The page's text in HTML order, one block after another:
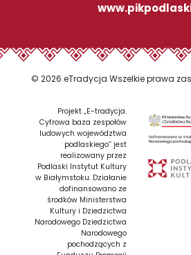
© 2026 eTradycja Wszelkie prawa
Projekt „E-tradycja.
Cyfrowa baza zespołów
ludowych województwa
podlaskiego” jest
realizowany przez
Podlaski Instytut Kultury
w Białymstoku. Działanie
dofinansowano ze
środków Ministerstwa
Kultury i Dziedzictwa
Narodowego Dziedzictwa
Narodowego
pochodzących z